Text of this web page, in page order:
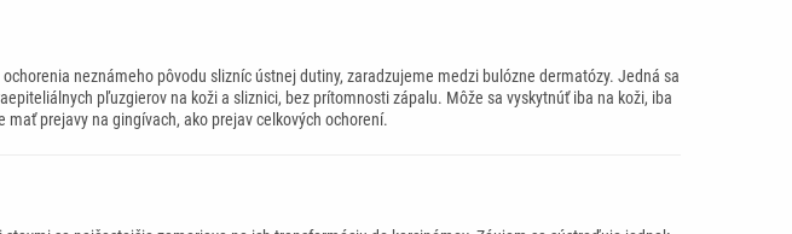
neznámeho pôvodu slizníc ústnej dutiny, zaradzujeme medzi bulózne dermatózy. Jedná sa
pľuzgierov na koži a sliznici, bez prítomnosti zápalu. Môže sa vyskytnúť iba na koži, iba
prejavy na gingívach, ako prejav celkových ochorení.